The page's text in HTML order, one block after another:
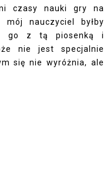
czasy nauki gry na
nauczyciel byłby
go z tą piosenką i
nie jest specjalnie
się nie wyróżnia, ale